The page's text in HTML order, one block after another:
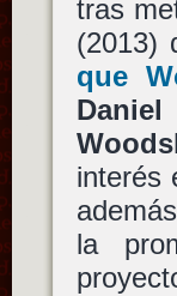
tras
(2013)
que
interés
la